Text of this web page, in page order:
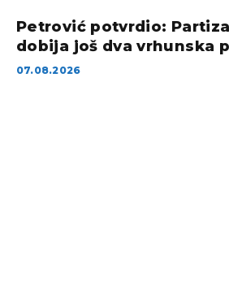
Petrović potvrdio:
dobija još dva vrhunska
07.08.2026